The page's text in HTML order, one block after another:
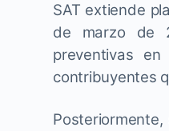
SAT extiende
de marzo de
preventivas
contribuyentes